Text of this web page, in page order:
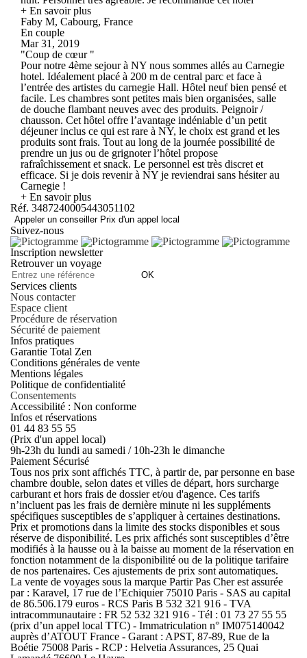
+ En savoir plus
Faby M, Cabourg, France
En couple
Mar 31, 2019
"Coup de cœur "
Pour notre 4ème sejour à NY nous sommes allés au Carnegie
hotel. Idéalement placé à 200 m de central parc et face à
l’entrée des artistes du carnegie Hall. Hôtel neuf bien pensé et
facile. Les chambres sont petites mais bien organisées, salle
de douche flambant neuves avec des produits. Peignoir /
chausson. Cet hôtel offre l’avantage indéniable d’un petit
déjeuner inclus ce qui est rare à NY, le choix est grand et les
produits sont frais. Tout au long de la journée possibilité de
prendre un jus ou de grignoter l’hôtel propose
rafraîchissement et snack. Le personnel est très discret et
efficace. Si je dois revenir à NY je reviendrai sans hésiter au
Carnegie !
+ En savoir plus
Réf. 3487240005443051102
Appeler un conseiller Prix d'un appel local
Suivez-nous
Inscription newsletter
Retrouver un voyage
OK
Services clients
Nous contacter
Espace client
Procédure de réservation
Sécurité de paiement
Infos pratiques
Garantie Total Zen
Conditions générales de vente
Mentions légales
Politique de confidentialité
Consentements
Accessibilité : Non conforme
Infos et réservations
01 44 83 55 55
(Prix d'un appel local)
9h-23h du lundi au samedi / 10h-23h le dimanche
Paiement Sécurisé
Tous nos prix sont affichés TTC, à partir de, par personne en base
chambre double, selon dates et villes de départ, hors surcharge
carburant et hors frais de dossier et/ou d'agence. Ces tarifs
n’incluent pas les frais de dernière minute ni les suppléments
spécifiques susceptibles de s’appliquer à certaines destinations.
Prix et promotions dans la limite des stocks disponibles et sous
réserve de disponibilité. Les prix affichés sont susceptibles d’être
modifiés à la hausse ou à la baisse au moment de la réservation en
fonction notamment de la disponibilité ou de la politique tarifaire
de nos partenaires. Ces ajustements de prix sont automatiques.
La vente de voyages sous la marque Partir Pas Cher est assurée
par : Karavel, 17 rue de l’Echiquier 75010 Paris - SAS au capital
de 86.506.179 euros - RCS Paris B 532 321 916 - TVA
intracommunautaire : FR 52 532 321 916 - Tél : 01 73 27 55 55
(prix d’un appel local TTC) - Immatriculation n° IM075140042
auprès d’ATOUT France - Garant : APST, 87-89, Rue de la
Boétie 75008 Paris - RCP : Helvetia Assurances, 25 Quai